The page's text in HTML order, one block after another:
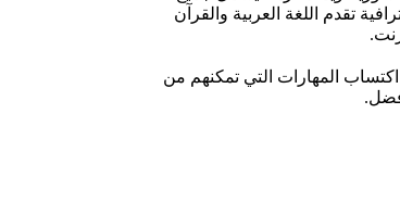
تقدم اللغة العربية والقرآن
المهارات التي تمكنهم من